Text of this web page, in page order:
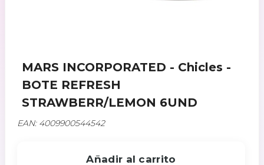
MARS INCORPORATED - Chicles -
BOTE REFRESH
STRAWBERR/LEMON 6UND
EAN: 4009900544542
Añadir al carrito